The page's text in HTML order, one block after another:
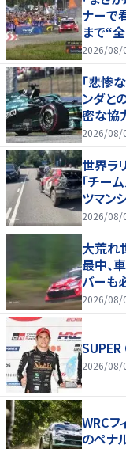
ナーで
まで“
2026/08/
「悲惨
ンダと
密な協
2026/08/
世界ラ
「チー
ツマン
2026/08/
大荒れ
最中、
バーも
2026/08/
2026/08/
WRCフ
のペナ